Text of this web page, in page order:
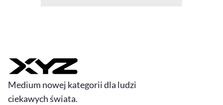
Medium nowej kategorii dla ludzi
ciekawych świata.